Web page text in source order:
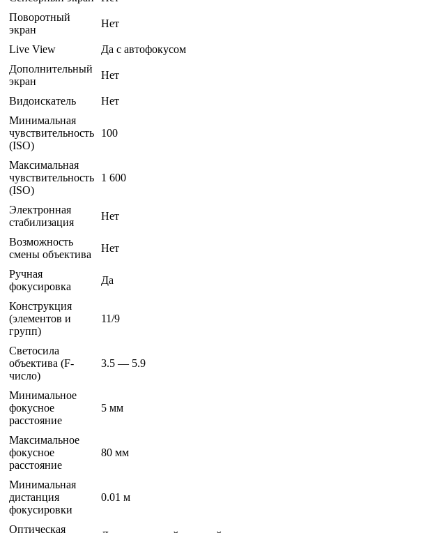
Поворотный
экран
Нет
Live View
Да с автофокусом
Дополнительный
экран
Нет
Видоискатель
Нет
Минимальная
чувствительность
(ISO)
100
Максимальная
чувствительность
(ISO)
1 600
Электронная
стабилизация
Нет
Возможность
смены объектива
Нет
Ручная
фокусировка
Да
Конструкция
(элементов и
групп)
11/9
Светосила
объектива (F-
число)
3.5 — 5.9
Минимальное
фокусное
расстояние
5 мм
Максимальное
фокусное
расстояние
80 мм
Минимальная
дистанция
фокусировки
0.01 м
Оптическая